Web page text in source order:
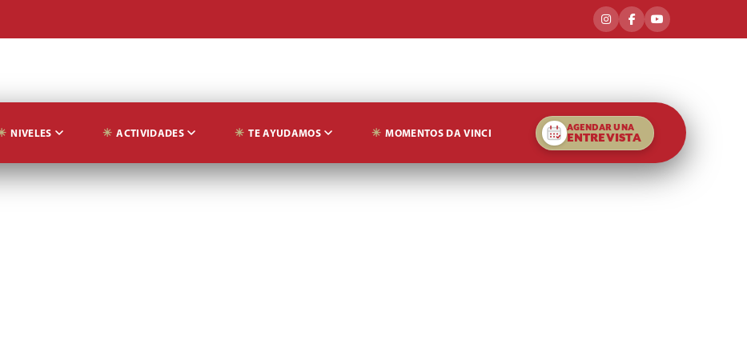
NIVELES ACTIVIDADES TE AYUDAMOS MOMENTOS DA VINCI AGENDAR UNA
ENTREVISTA